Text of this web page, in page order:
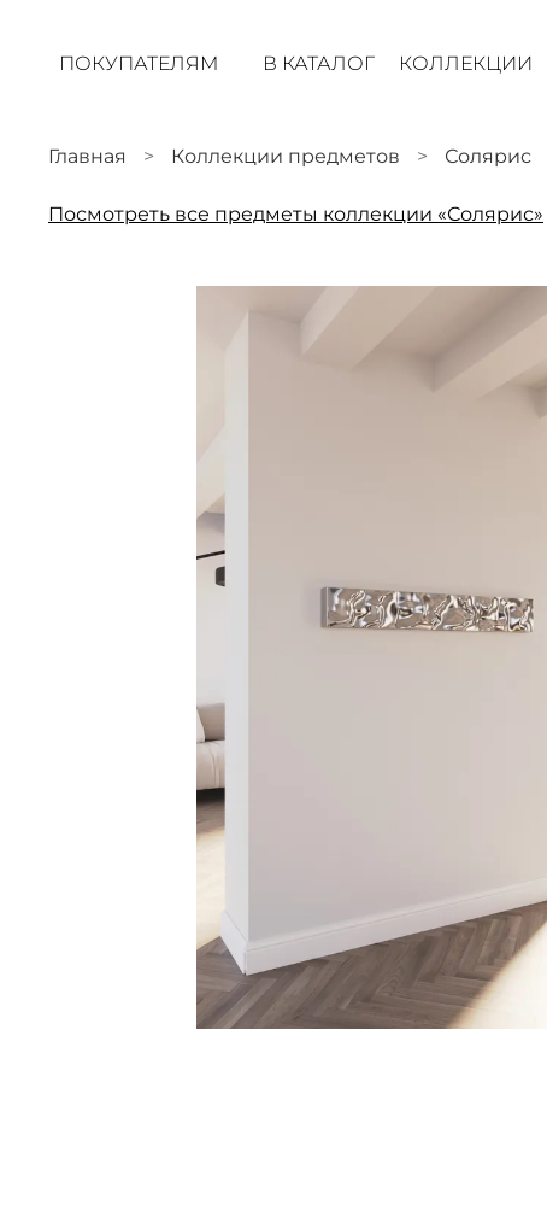
ПОКУПАТЕЛЯМ В КАТАЛОГ КОЛЛЕКЦИИ
Главная Коллекции предметов Солярис
Посмотреть все предметы коллекции «Солярис»